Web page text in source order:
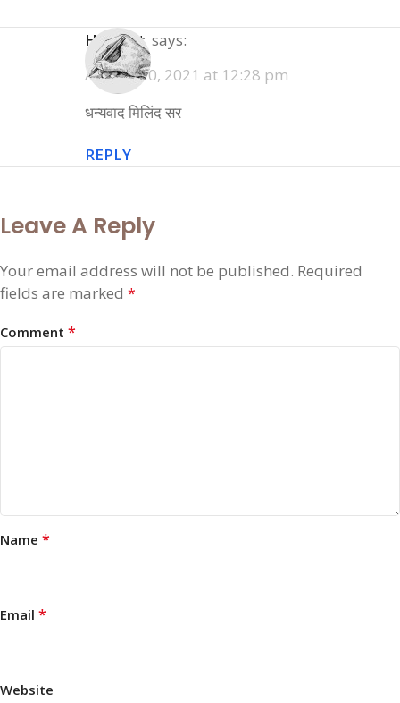
Hemant says:
August 20, 2021 at 12:28 pm
धन्यवाद मिलिंद सर
REPLY
Leave A Reply
Your email address will not be published. Required
fields are marked *
Comment *
Name *
Email *
Website